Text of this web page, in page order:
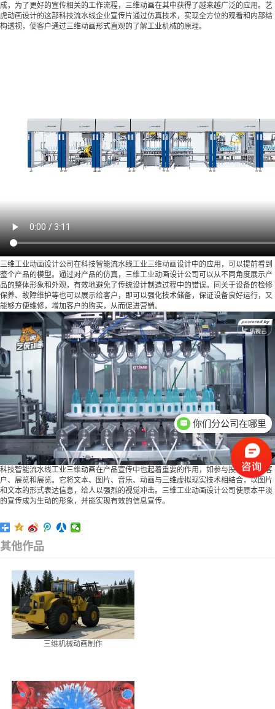
成，为了更好的宣传相关的工作流程，三维动画在其中获得了越来越广泛的应用。艺
虎动画设计的这部科技流水线企业宣传片通过仿真技术，实现全方位的观看和内部结
构透视，使客户通过三维动画形式直观的了解工业机械的原理。
三维工业动画设计公司在科技智能流水线工业三维动画设计中的应用，可以提前看到
整个产品的模型。通过对产品的仿真，三维工业动画设计公司可以从不同角度展示产
品的整体形象和外观，有效地避免了传统设计制造过程中的错误。同关于设备的检修
保养、故障维护等也可以展示给客户，即可以强化技术储备，保证设备良好运行，又
能够方便维修，增加客户的购买，从而促进营销。
科技智能流水线工业三维动画在产品宣传中也起着重要的作用，如参与投标、面向客
户、展览和展览。它将文本、图片、音乐、动画与三维虚拟现实技术相结合，以图片
和文本的形式表达信息，给人以强烈的视觉冲击。三维工业动画设计公司使原本平淡
的宣传成为生动的形象，并能实现有效的信息宣传。
其他作品
三维机械动画制作
你们分公司在哪里